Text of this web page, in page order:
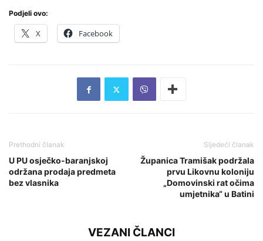
Podjeli ovo:
X Facebook
Prethodni članak
U PU osječko-baranjskoj
održana prodaja predmeta
bez vlasnika
Sljedeći članak
Županica Tramišak podržala
prvu Likovnu koloniju
„Domovinski rat očima
umjetnika“ u Batini
VEZANI ČLANCI